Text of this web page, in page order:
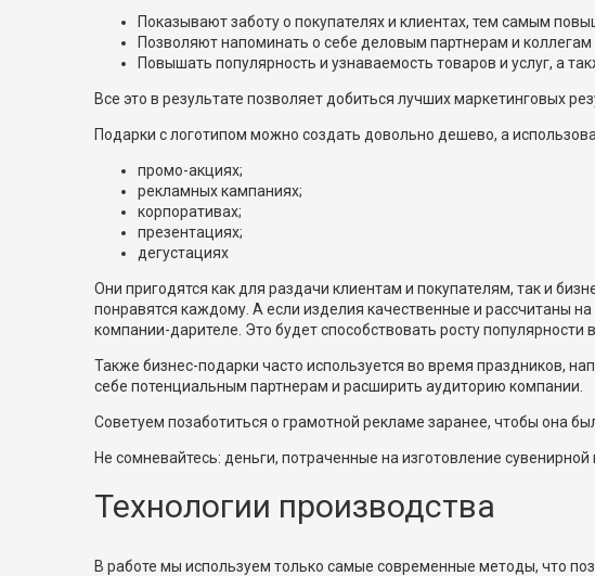
Показывают заботу о покупателях и клиентах, тем самым
Позволяют напоминать о себе деловым партнерам и коллегам
Повышать популярность и узнаваемость товаров и услуг, а
Все это в результате позволяет добиться лучших маркетинговых
Подарки с логотипом можно создать довольно дешево, а
промо-акциях;
рекламных кампаниях;
корпоративах;
презентациях;
дегустациях
Они пригодятся как для раздачи клиентам и покупателям, так и
понравятся каждому. А если изделия качественные и рассчитаны
компании-дарителе. Это будет способствовать росту
Также бизнес-подарки часто используется во время праздников,
себе потенциальным партнерам и расширить аудиторию компании.
Советуем позаботиться о грамотной рекламе заранее, чтобы она
Не сомневайтесь: деньги, потраченные на изготовление
Технологии производства
В работе мы используем только самые современные методы, что